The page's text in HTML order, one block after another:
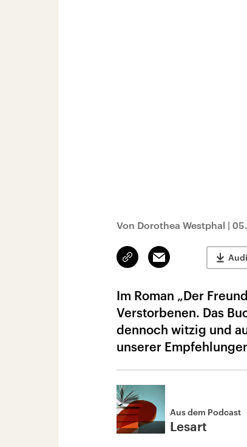
Von Dorothea Westphal |
Link
kopieren/teilen
Email
Im Roman „Der
Verstorbenen. Das
dennoch witzig und
unserer
Aus dem Podcast
Lesart